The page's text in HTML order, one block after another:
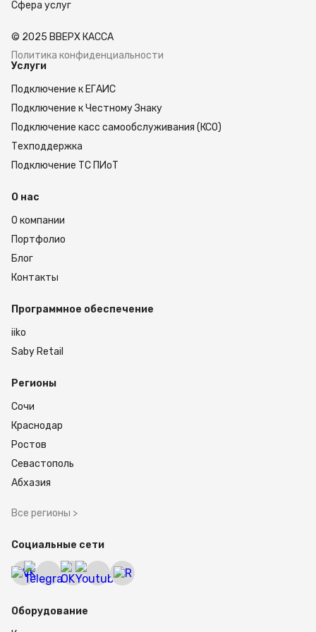
Сфера услуг
© 2025 ВВЕРХ КАССА
Политика конфиденциальности
Услуги
Подключение к ЕГАИС
Подключение к Честному Знаку
Подключение касс самообслуживания (КСО)
Техподдержка
Подключение ТС ПИоТ
О нас
О компании
Портфолио
Блог
Контакты
Программное обеспечение
iiko
Saby Retail
Регионы
Сочи
Краснодар
Ростов
Севастополь
Абхазия
Все регионы >
Социальные сети
Оборудование